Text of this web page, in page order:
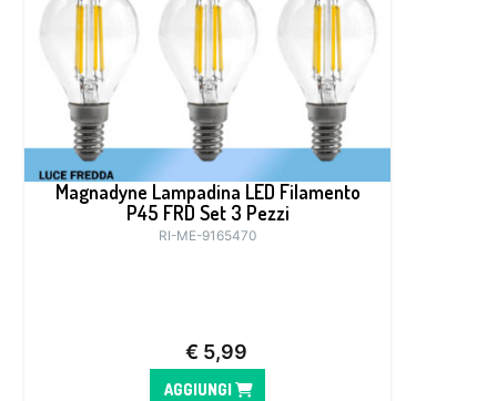
Magnadyne Lampadina LED Filamento
P45 FRD Set 3 Pezzi
RI-ME-9165470
€ 5,99
AGGIUNGI